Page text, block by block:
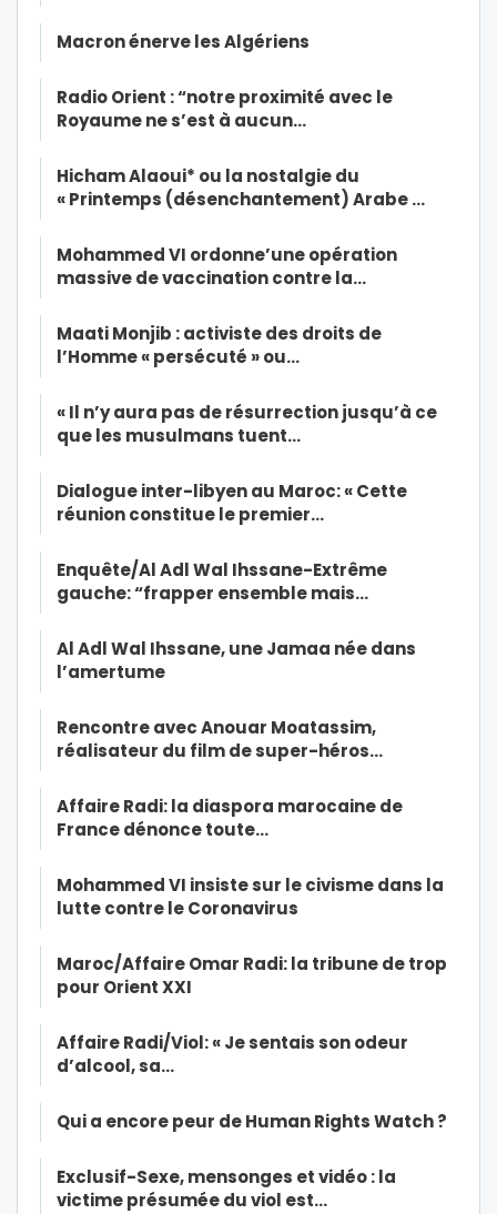
Macron énerve les Algériens
Radio Orient : “notre proximité avec le
Royaume ne s’est à aucun…
Hicham Alaoui* ou la nostalgie du
« Printemps (désenchantement) Arabe …
Mohammed VI ordonne’une opération
massive de vaccination contre la…
Maati Monjib : activiste des droits de
l’Homme « persécuté » ou…
« Il n’y aura pas de résurrection jusqu’à ce
que les musulmans tuent…
Dialogue inter-libyen au Maroc: « Cette
réunion constitue le premier…
Enquête/Al Adl Wal Ihssane-Extrême
gauche: “frapper ensemble mais…
Al Adl Wal Ihssane, une Jamaa née dans
l’amertume
Rencontre avec Anouar Moatassim,
réalisateur du film de super-héros…
Affaire Radi: la diaspora marocaine de
France dénonce toute…
Mohammed VI insiste sur le civisme dans la
lutte contre le Coronavirus
Maroc/Affaire Omar Radi: la tribune de trop
pour Orient XXI
Affaire Radi/Viol: « Je sentais son odeur
d’alcool, sa…
Qui a encore peur de Human Rights Watch ?
Exclusif-Sexe, mensonges et vidéo : la
victime présumée du viol est…